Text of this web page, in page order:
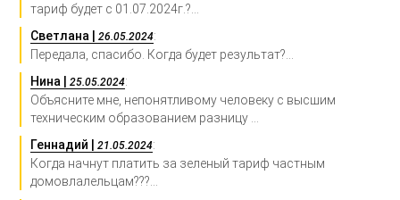
тариф будет с 01.07.2024г.?...
Светлана |26.05.2024:
Передала, спасибо. Когда будет результат?...
Нина |25.05.2024:
Объясните мне, непонятливому человеку с высшим
техническим образованием разницу ...
Геннадий |21.05.2024:
Когда начнут платить за зеленый тариф частным
домовлалельцам???...